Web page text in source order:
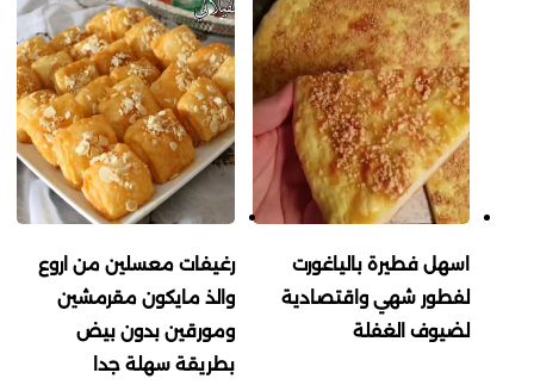
اسهل فطيرة بالياغورت
لفطور شهي واقتصادية
لضيوف الغفلة
رغيفات معسلين من اروع
والذ مايكون مقرمشين
ومورقين بدون بيض
بطريقة سهلة جدا